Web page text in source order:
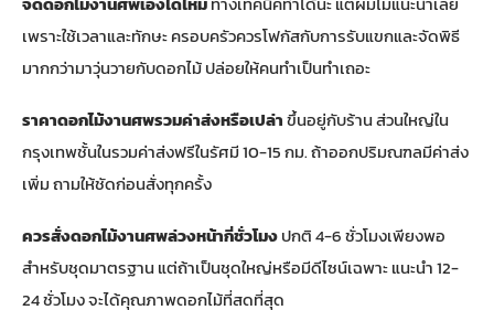
เพราะใช้เวลาและทักษะ ครอบครัวควรโฟกัสกับการรับแขกและจัดพิธี
มากกว่ามาวุ่นวายกับดอกไม้ ปล่อยให้คนทำเป็นทำเถอะ
ราคาดอกไม้งานศพรวมค่าส่งหรือเปล่าขึ้นอยู่กับร้าน ส่วนใหญ่ใน
กรุงเทพชั้นในรวมค่าส่งฟรีในรัศมี 10-15 กม. ถ้าออกปริมณฑลมีค่าส่ง
เพิ่ม ถามให้ชัดก่อนสั่งทุกครั้ง
ควรสั่งดอกไม้งานศพล่วงหน้ากี่ชั่วโมงปกติ 4-6 ชั่วโมงเพียงพอ
สำหรับชุดมาตรฐาน แต่ถ้าเป็นชุดใหญ่หรือมีดีไซน์เฉพาะ แนะนำ 12-
24 ชั่วโมง จะได้คุณภาพดอกไม้ที่สดที่สุด